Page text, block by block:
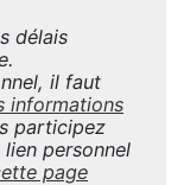
délais
il faut
informations
participez
personnel
page